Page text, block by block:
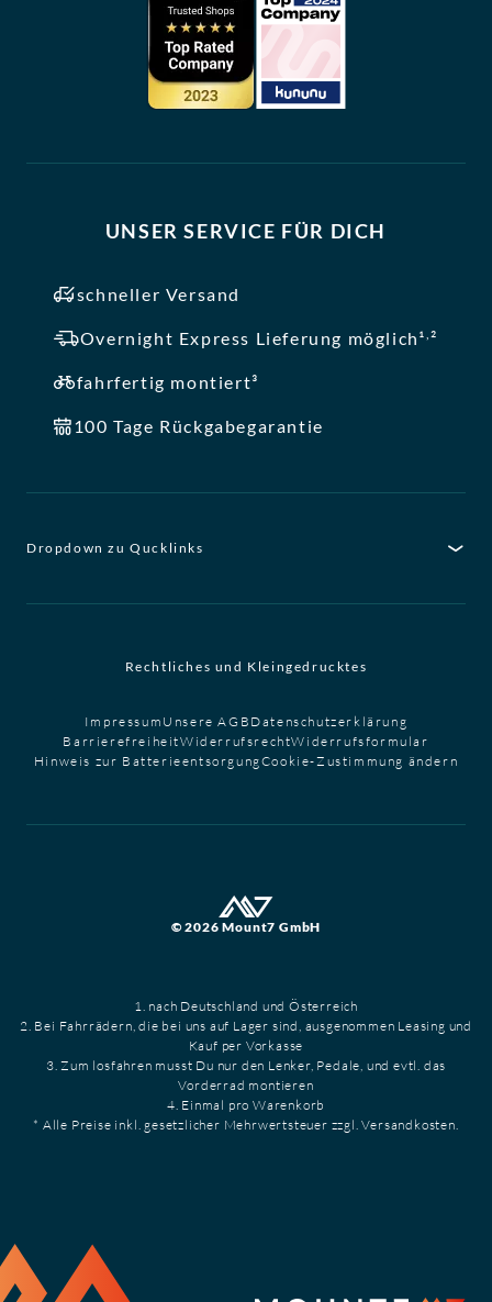
UNSER SERVICE FÜR DICH
schneller Versand
Overnight Express Lieferung möglich¹,²
fahrfertig montiert³
100 Tage Rückgabegarantie
Dropdown zu Qucklinks
Rechtliches und Kleingedrucktes
Impressum Unsere AGB Datenschutzerklärung
BarrierefreiheitWiderrufsrechtWiderrufsformular
Hinweis zur BatterieentsorgungCookie-Zustimmung ändern
© 2026 Mount7 GmbH
1. nach Deutschland und Österreich
2. Bei Fahrrädern, die bei uns auf Lager sind, ausgenommen Leasing und
Kauf per Vorkasse
3. Zum losfahren musst Du nur den Lenker, Pedale, und evtl. das
Vorderrad montieren
4. Einmal pro Warenkorb
* Alle Preise inkl. gesetzlicher Mehrwertsteuer zzgl. Versandkosten.